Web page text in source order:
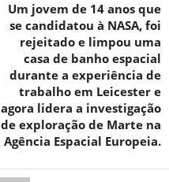
Um jovem de 14 anos que
se candidatou à NASA, foi
rejeitado e limpou uma
casa de banho espacial
durante a experiência de
trabalho em Leicester e
agora lidera a investigação
de exploração de Marte na
Agência Espacial Europeia.